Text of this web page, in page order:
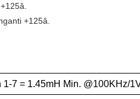
+125â.
1-7 = 1.45mH Min. @100KHz/